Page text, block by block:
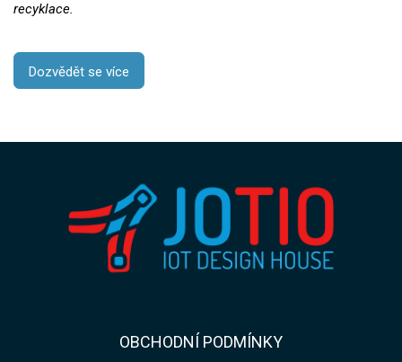
recyklace.
Dozvědět se více
​​OBCHODNÍ PODMÍNKY